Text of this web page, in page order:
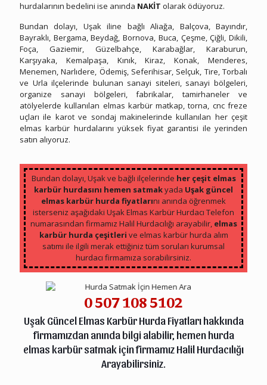
hurdalarının bedelini ise anında NAKİT olarak ödüyoruz.
Bundan dolayı, Uşak iline bağlı Aliağa, Balçova, Bayındır,
Bayraklı, Bergama, Beydağ, Bornova, Buca, Çeşme, Çiğli, Dikili,
Foça, Gaziemir, Güzelbahçe, Karabağlar, Karaburun,
Karşıyaka, Kemalpaşa, Kınık, Kiraz, Konak, Menderes,
Menemen, Narlıdere, Ödemiş, Seferihisar, Selçuk, Tire, Torbalı
ve Urla ilçelerinde bulunan sanayi siteleri, sanayi bölgeleri,
organize sanayi bölgeleri, fabrikalar, tamirhaneler ve
atölyelerde kullanılan elmas karbür matkap, torna, cnc freze
uçları ile karot ve sondaj makinelerinde kullanılan her çeşit
elmas karbür hurdalarını yüksek fiyat garantisi ile yerinden
satın alıyoruz.
Bundan dolayı, Uşak ve bağlı ilçelerinde her çeşit elmas
karbür hurdasını hemen satmakyada Uşak güncel
elmas karbür hurda fiyatlarını anında öğrenmek
isterseniz aşağıdaki Uşak Elmas Karbür Hurdacı Telefon
numarasından firmamız Halil Hurdacılığı arayabilir, elmas
karbür hurda çeşitleri ve elmas karbür hurda alım
satımı ile ilgili merak ettiğiniz tüm soruları kurumsal
hurdacı firmamıza sorabilirsiniz.
0 507 108 5102
Uşak Güncel Elmas Karbür Hurda Fiyatları hakkında
firmamızdan anında bilgi alabilir, hemen hurda
elmas karbür satmak için firmamız Halil Hurdacılığı
Arayabilirsiniz.